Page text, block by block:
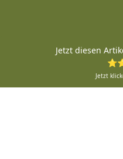
Jetzt diesen
Jetzt